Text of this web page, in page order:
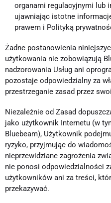
organami regulacyjnymi lub
ujawniając istotne
prawem i Polityką
Żadne postanowienia
użytkowania nie zobowiązują
nadzorowania Usług ani
pozostaje odpowiedzialny za
przestrzeganie zasad przez
Niezależnie od Zasad
jako użytkownik Internetu (w
Bluebeam), Użytkownik
ryzyko, przyjmując do
nieprzewidziane zagrożenia
nie ponosi odpowiedzialności
użytkowników ani za treści,
przekazywać.